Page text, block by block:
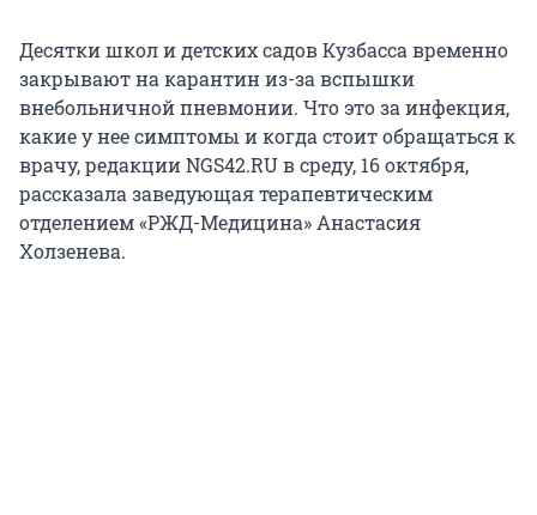
Десятки школ и детских садов Кузбасса временно
закрывают на карантин из-за вспышки
внебольничной пневмонии. Что это за инфекция,
какие у нее симптомы и когда стоит обращаться к
врачу, редакции NGS42.RU в среду, 16 октября,
рассказала заведующая терапевтическим
отделением «РЖД-Медицина» Анастасия
Холзенева.